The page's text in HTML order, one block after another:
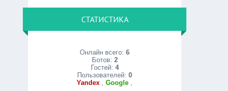
СТАТИСТИКА
Онлайн всего:6
Ботов: 2
Гостей: 4
Пользователей:0
Yandex ,Google ,